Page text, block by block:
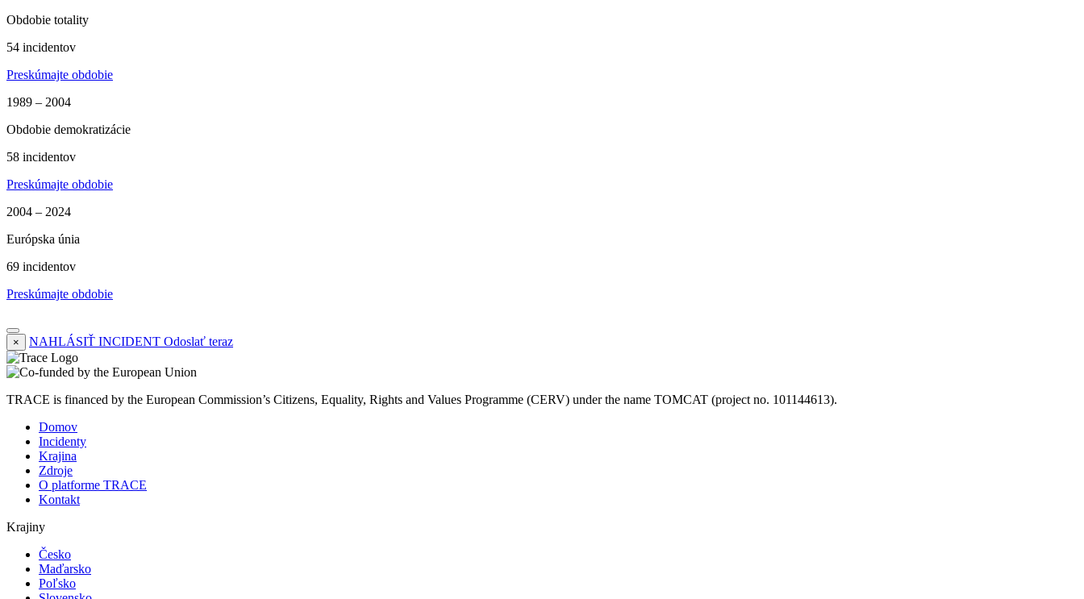
Obdobie totality
54 incidentov
Preskúmajte obdobie
1989 – 2004
Obdobie demokratizácie
58 incidentov
Preskúmajte obdobie
2004 – 2024
Európska únia
69 incidentov
Preskúmajte obdobie
× NAHLÁSIŤ INCIDENT Odoslať teraz
TRACE is financed by the European Commission’s Citizens, Equality, Rights and Values Programme (CERV) under the name TOMCAT (project no. 101144613).
Domov
Incidenty
Krajina
Zdroje
O platforme TRACE
Kontakt
Krajiny
Česko
Maďarsko
Poľsko